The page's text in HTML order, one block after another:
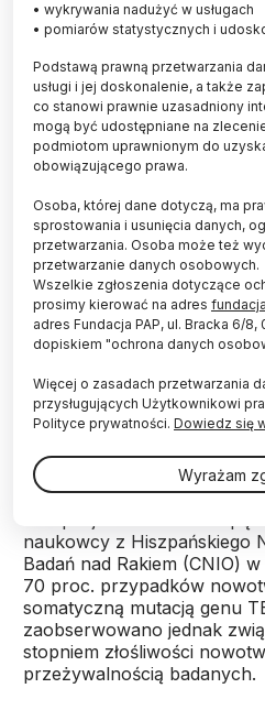
W przypadku trzech na
ta sama mutacja genu
opublikowanych w piśmie
TERT (ang. telomerase
gen odwrotnej
materiał genetyczny i
wpływa na długość
zabezpieczających
uszkodzeniami.
Podczas badań
naukowcy z Hiszpańskiego
Badań nad Rakiem (CNIO)
70 proc. przypadków
somatyczną mutacją genu
zaobserwowano jednak
stopniem złośliwości
przeżywalnością badanych.
• wykrywania nadużyć w usługach
• pomiarów statystycznych i
Podstawą prawną przetwarzania
usługi i jej doskonalenie, a także
co stanowi prawnie uzasadniony
mogą być udostępniane na
podmiotom uprawnionym do
obowiązującego prawa.
Osoba, której dane dotyczą, ma
sprostowania i usunięcia danych,
przetwarzania. Osoba może też
przetwarzanie danych osobowych.
Wszelkie zgłoszenia dotyczące
prosimy kierować na adres
adres Fundacja PAP, ul. Bracka 6/
dopiskiem "ochrona danych
Więcej o zasadach przetwarzania
przysługujących Użytkownikowi
Polityce prywatności. Dowiedz się
Wyrażam